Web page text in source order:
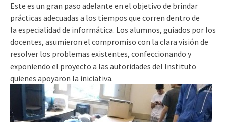
Este es un gran paso adelante en el objetivo de brindar
prácticas adecuadas a los tiempos que corren dentro de
la especialidad de informática. Los alumnos, guiados por los
docentes, asumieron el compromiso con la clara visión de
resolver los problemas existentes, confeccionando y
exponiendo el proyecto a las autoridades del Instituto
quienes apoyaron la iniciativa.